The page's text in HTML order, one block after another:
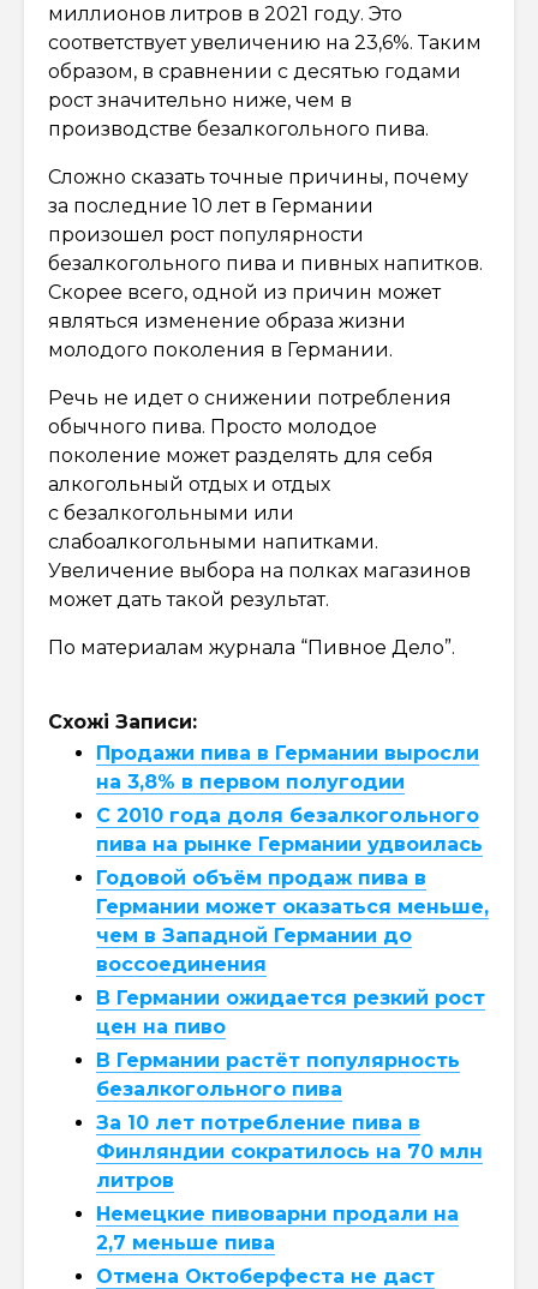
миллионов литров в 2021 году. Это
соответствует увеличению на 23,6%. Таким
образом, в сравнении с десятью годами
рост значительно ниже, чем в
производстве безалкогольного пива.
Сложно сказать точные причины, почему
за последние 10 лет в Германии
произошел рост популярности
безалкогольного пива и пивных напитков.
Скорее всего, одной из причин может
являться изменение образа жизни
молодого поколения в Германии.
Речь не идет о снижении потребления
обычного пива. Просто молодое
поколение может разделять для себя
алкогольный отдых и отдых
с безалкогольными или
слабоалкогольными напитками.
Увеличение выбора на полках магазинов
может дать такой результат.
По материалам журнала “Пивное Дело”.
Схожі Записи:
Продажи пива в Германии выросли
на 3,8% в первом полугодии
С 2010 года доля безалкогольного
пива на рынке Германии удвоилась
Годовой объём продаж пива в
Германии может оказаться меньше,
чем в Западной Германии до
воссоединения
В Германии ожидается резкий рост
цен на пиво
В Германии растёт популярность
безалкогольного пива
За 10 лет потребление пива в
Финляндии сократилось на 70 млн
литров
Немецкие пивоварни продали на
2,7 меньше пива
Отмена Октоберфеста не даст